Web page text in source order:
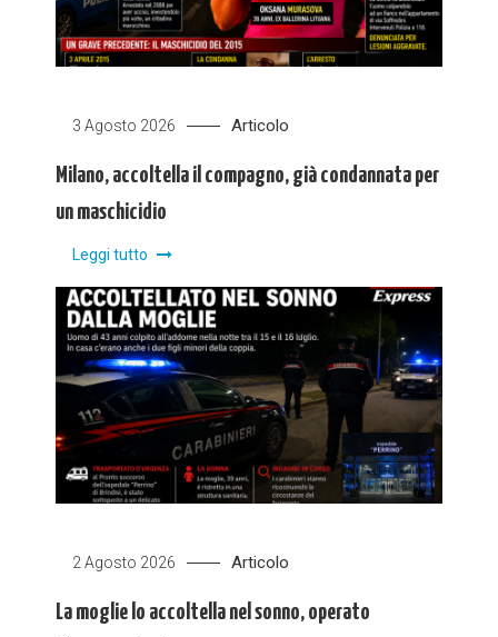
3 Agosto 2026 Articolo
Milano, accoltella il compagno, già condannata per
un maschicidio
Leggi tutto
2 Agosto 2026 Articolo
La moglie lo accoltella nel sonno, operato